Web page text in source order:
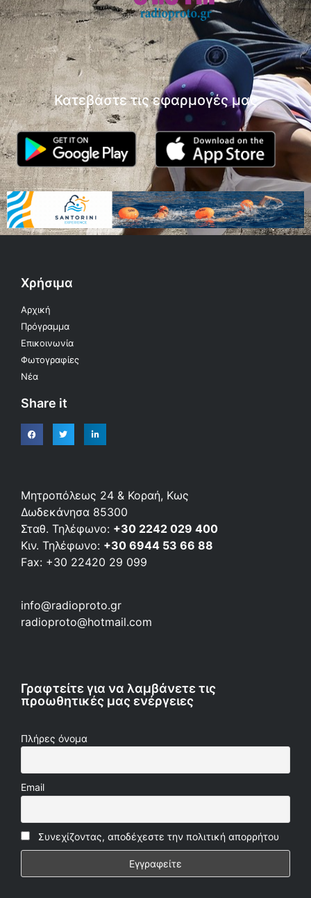
Κατεβάστε τις εφαρμογές μας
Χρήσιμα
Αρχική
Πρόγραμμα
Επικοινωνία
Φωτογραφίες
Νέα
Share it
Μητροπόλεως 24 & Κοραή, Κως
Δωδεκάνησα 85300
Σταθ. Τηλέφωνο: +30 2242 029 400
Κιν. Τηλέφωνο: +30 6944 53 66 88
Fax: +30 22420 29 099
info@radioproto.gr
radioproto@hotmail.com
Γραφτείτε για να λαμβάνετε τις
προωθητικές μας ενέργειες
Πλήρες όνομα
Email
Συνεχίζοντας, αποδέχεστε την πολιτική απορρήτου